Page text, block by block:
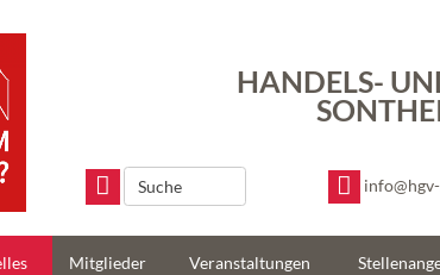
HANDELS-
Mitglieder Veranstaltungen